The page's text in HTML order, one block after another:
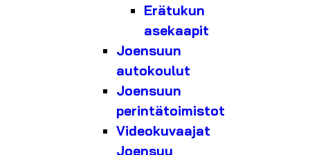
Erätukun
asekaapit
Joensuun
autokoulut
Joensuun
perintätoimistot
Videokuvaajat
Joensuu